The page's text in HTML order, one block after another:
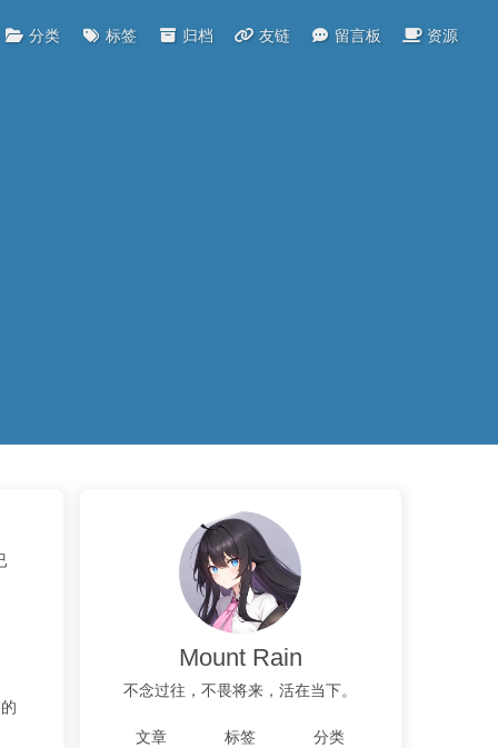
分类 标签 归档 友链 留言板 资源
Mount Rain
不念过往，不畏将来，活在当下。
文章 标签 分类